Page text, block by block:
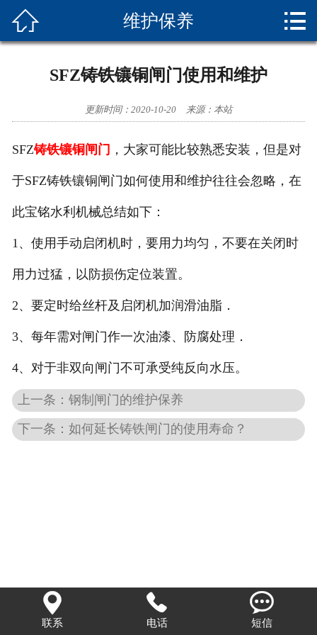
安装操作
 维护保养 
SFZ铸铁镶铜闸门使用和维护
更新时间：2020-10-20 来源：本站
SFZ铸铁镶铜闸门 ，大家可能比较熟悉安装，但是对
于SFZ铸铁镶铜闸门如何使用和维护往往会忽略，在
此宝铭水利机械总结如下：
1、使用手动启闭机时，要用力均匀，不要在关闭时
用力过猛，以防损伤定位装置。
2、要定时给丝杆及启闭机加润滑油脂．
3、每年需对闸门作一次油漆、防腐处理．
4、对于非双向闸门不可承受纯反向水压。
上一条：钢制闸门的维护保养
下一条：如何延长铸铁闸门的使用寿命？

联系

电话

短信